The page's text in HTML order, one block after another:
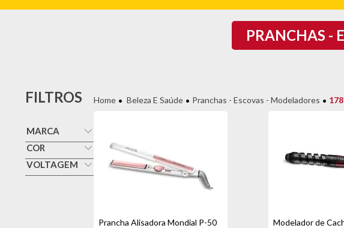
PRANCHAS -
FILTROS
MARCA
Gama
Mondial
COR
Branco/rosa
VOLTAGEM
Beleza E Saúde Pranchas - Escovas - Modeladores 178
Prancha Alisadora Mondial P-50
Modelador de